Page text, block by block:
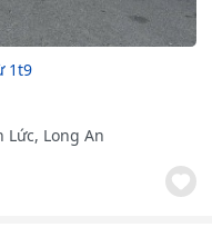
1t9
Lức, Long An